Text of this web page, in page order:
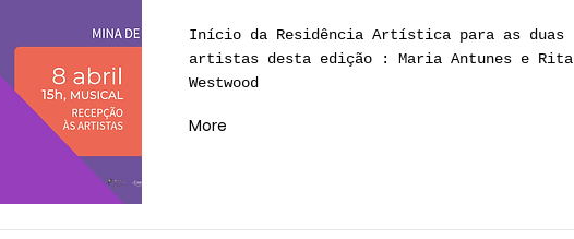
Início da Residência Artística para as duas
artistas desta edição : Maria Antunes e Rita
Westwood
More